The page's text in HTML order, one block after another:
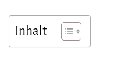
Inhalt